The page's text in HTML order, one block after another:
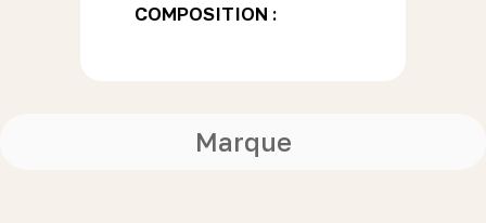
COMPOSITION :
Marque